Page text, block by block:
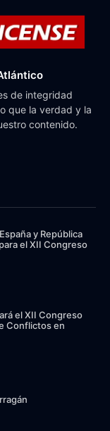
de integridad
que la verdad y la
contenido.
y República
el XII Congreso
el XII Congreso
Conflictos en